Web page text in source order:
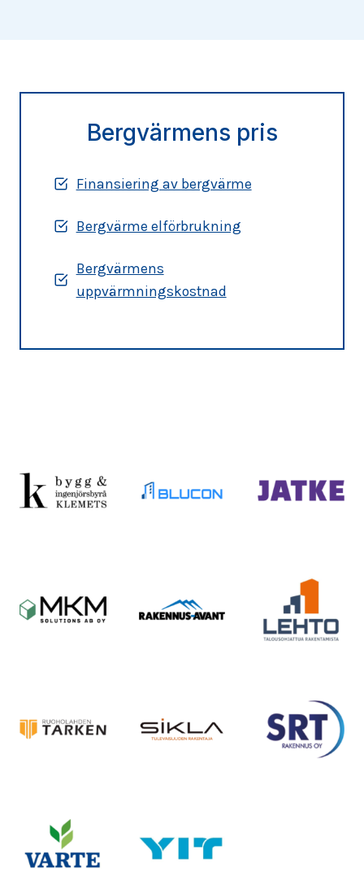
Bergvärmens pris
Finansiering av bergvärme
Bergvärme elförbrukning
Bergvärmens
uppvärmningskostnad